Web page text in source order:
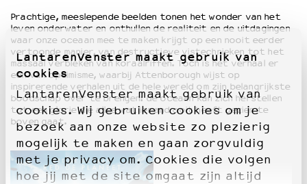
LantarenVenster maakt gebruik van
cookies
LantarenVenster maakt gebruik van
cookies. Wij gebruiken cookies om je
bezoek aan onze website zo plezierig
mogelijk te maken en gaan zorgvuldig
met je privacy om. Cookies die volgen
hoe jij met de site omgaat zijn altijd
Prachtige, meeslepende beelden tonen het wonder van het
leven onderwater en onthullen de realiteit en de uitdagingen
waar onze oceaan mee te maken krijgt op een nooit eerder
vertoonde manier, van destructieve vistechnieken tot het
massaal verbleken van koraalriffen. Toch is het verhaal er
een van optimisme, waarbij Attenborough wijst op
inspirerende verhalen uit de hele wereld om zijn belangrijkste
boodschap over te brengen: de oceaan kan zich herstellen
tot een glorie die alles wat iemand ooit heeft gezien te
boven gaat.